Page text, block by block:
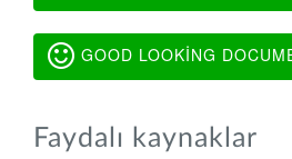
GOOD LOOKING
Faydalı kaynaklar